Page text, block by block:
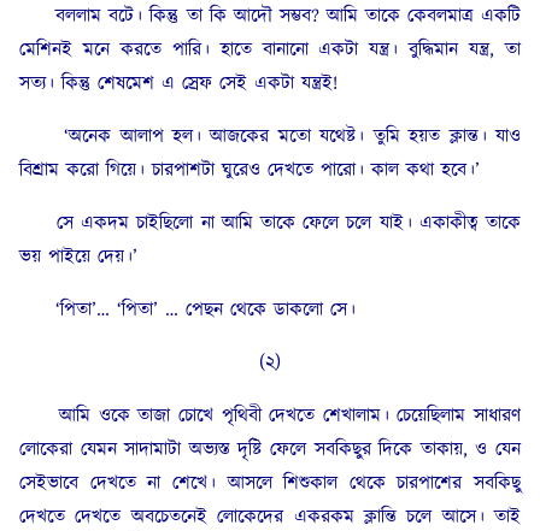
বললাম বটে। কিন্তু তা কি আদৌ সম্ভব? আমি তাকে কেবলমাত্র একটি
মেশিনই মনে করতে পারি। হাতে বানানো একটা যন্ত্র। বুদ্ধিমান যন্ত্র, তা
সত্য। কিন্তু শেষমেশ এ স্রেফ সেই একটা যন্ত্রই!
‘অনেক আলাপ হল। আজকের মতো যথেষ্ট। তুমি হয়ত ক্লান্ত। যাও
বিশ্রাম করো গিয়ে। চারপাশটা ঘুরেও দেখতে পারো। কাল কথা হবে।’
সে একদম চাইছিলো না আমি তাকে ফেলে চলে যাই। একাকীত্ব তাকে
ভয় পাইয়ে দেয়।’
‘পিতা’… ‘পিতা’ … পেছন থেকে ডাকলো সে।
(২)
আমি ওকে তাজা চোখে পৃথিবী দেখতে শেখালাম। চেয়েছিলাম সাধারণ
লোকেরা যেমন সাদামাটা অভ্যস্ত দৃষ্টি ফেলে সবকিছুর দিকে তাকায়, ও যেন
সেইভাবে দেখতে না শেখে। আসলে শিশুকাল থেকে চারপাশের সবকিছু
দেখতে দেখতে অবচেতনেই লোকেদের একরকম ক্লান্তি চলে আসে। তাই